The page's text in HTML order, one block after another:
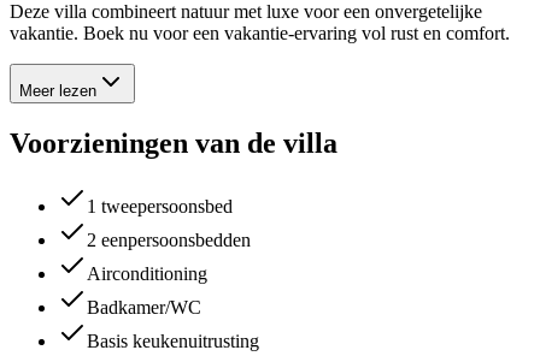
Deze villa combineert natuur met luxe voor een onvergetelijke
vakantie. Boek nu voor een vakantie-ervaring vol rust en comfort.
Meer lezen
Voorzieningen van de villa
1 tweepersoonsbed
2 eenpersoonsbedden
Airconditioning
Badkamer/WC
Basis keukenuitrusting